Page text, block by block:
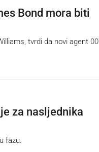
Bond mora biti
tvrdi da novi agent
za nasljednika
fazu.